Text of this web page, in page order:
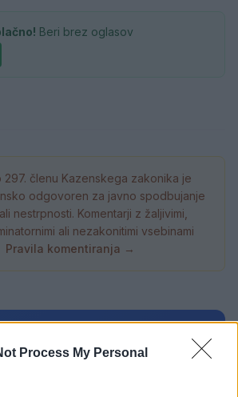
Process My Personal
Beri brez oglasov
297. členu Kazenskega zakonika je
odgovoren za javno spodbujanje
nestrpnosti. Komentarji z žaljivimi,
ali nezakonitimi vsebinami
Pravila komentiranja →
grbavca